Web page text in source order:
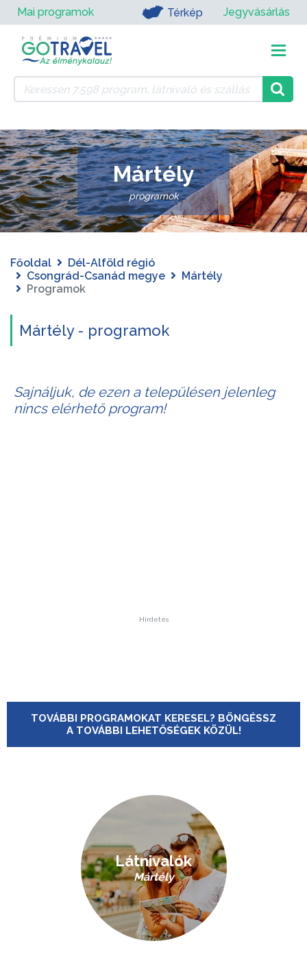
Mai programok Térkép Jegyvásárlás
Mártély
programok
Főoldal
Dél-Alföld régió
Csongrád-Csanád megye
Mártély
Programok
Mártély - programok
Sajnáljuk, de ezen a településen jelenleg
nincs elérhető program!
Hirdetés
TOVÁBBI PROGRAMOKAT KERESEL? BÖNGÉSSZ
A TOVÁBBI LEHETŐSÉGEK KÖZÜL!
Látnivalók
Mártély